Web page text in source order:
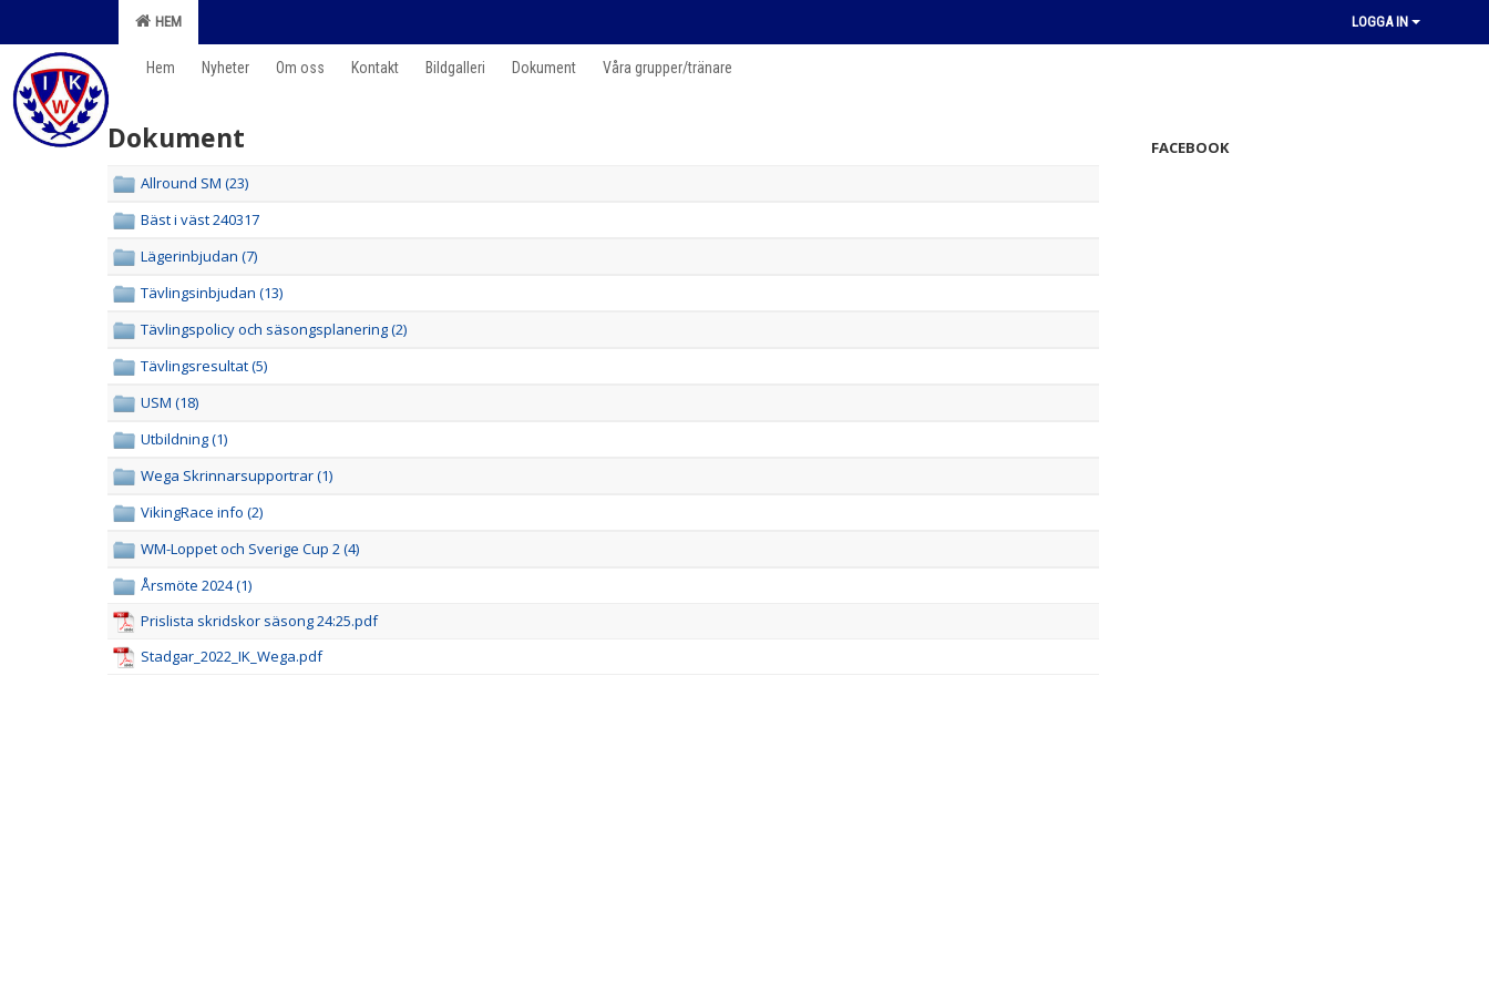
HEM LOGGA IN
Hem Nyheter Om oss Kontakt Bildgalleri Dokument Våra grupper/tränare
Dokument
Allround SM (23)
Bäst i väst 240317
Lägerinbjudan (7)
Tävlingsinbjudan (13)
Tävlingspolicy och säsongsplanering (2)
Tävlingsresultat (5)
USM (18)
Utbildning (1)
Wega Skrinnarsupportrar (1)
VikingRace info (2)
WM-Loppet och Sverige Cup 2 (4)
Årsmöte 2024 (1)
Prislista skridskor säsong 24:25.pdf
Stadgar_2022_IK_Wega.pdf
FACEBOOK